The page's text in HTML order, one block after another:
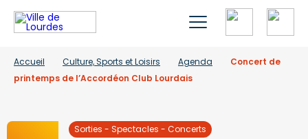
Accueil Culture, Sports et Loisirs Agenda
Concert de
printemps de l’Accordéon Club Lourdais
Sorties - Spectacles - Concerts